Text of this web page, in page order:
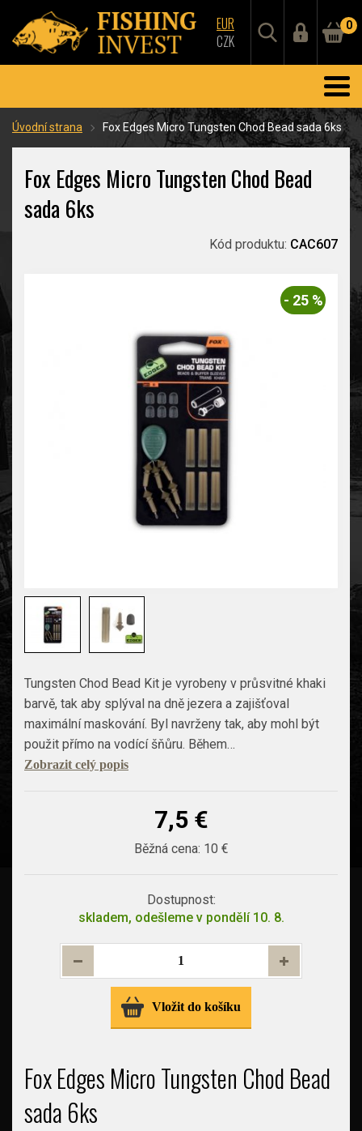
EUR
CZK
0
Úvodní strana Fox Edges Micro Tungsten Chod Bead sada 6ks
Fox Edges Micro Tungsten Chod Bead
sada 6ks
Kód produktu: CAC607
- 25 %
Tungsten Chod Bead Kit je vyrobeny v průsvitné khaki
barvě, tak aby splýval na dně jezera a zajišťoval
maximální maskování. Byl navrženy tak, aby mohl být
použit přímo na vodící šňůru. Během…
Zobrazit celý popis
7,5 €
Běžná cena: 10 €
Dostupnost:
skladem, odešleme v pondělí 10. 8.
Vložit do košíku
Fox Edges Micro Tungsten Chod Bead
sada 6ks